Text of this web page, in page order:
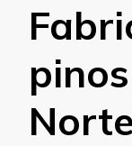
Norte